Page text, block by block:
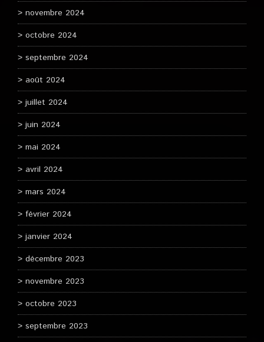
novembre 2024
octobre 2024
septembre 2024
août 2024
juillet 2024
juin 2024
mai 2024
avril 2024
mars 2024
février 2024
janvier 2024
décembre 2023
novembre 2023
octobre 2023
septembre 2023